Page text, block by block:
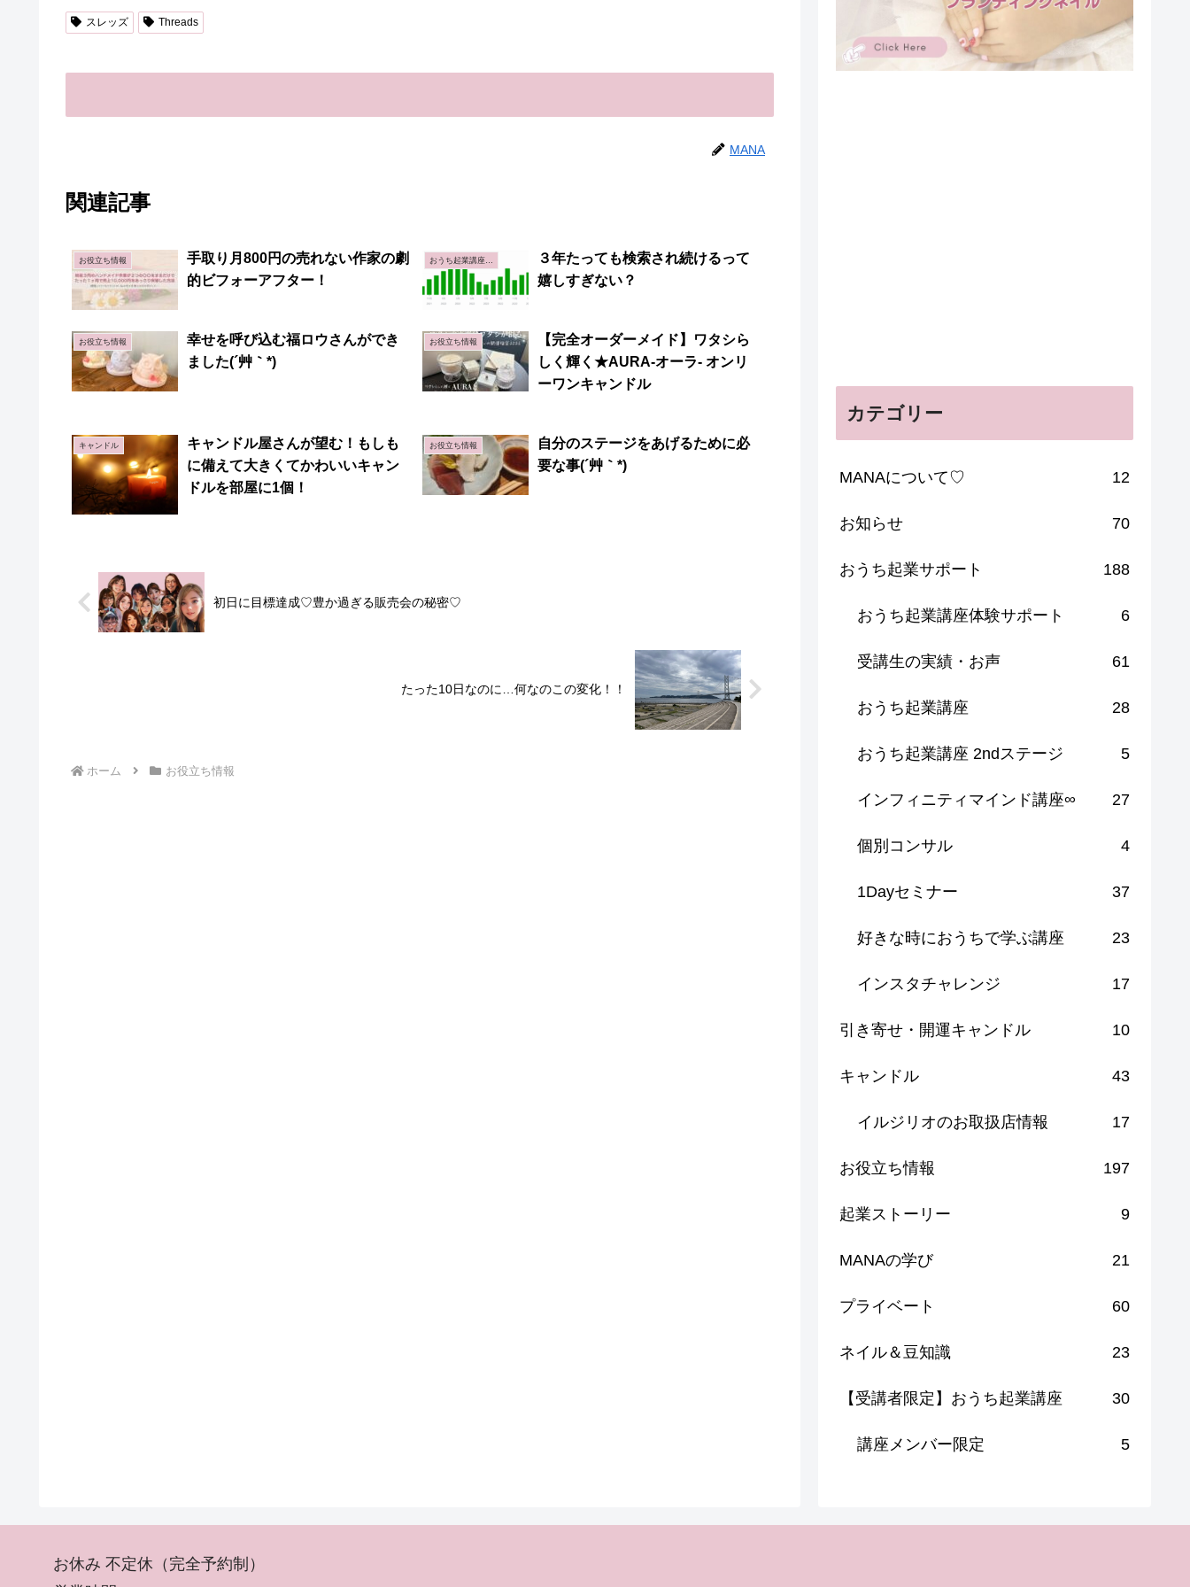
スレッズ Threads
MANA
関連記事
お役立ち情報
手取り月800円の売れない作家の劇
的ビフォーアフター！
おうち起業講座 2ndステージ
３年たっても検索され続けるって
嬉しすぎない？
お役立ち情報
幸せを呼び込む福ロウさんができ
ました(´艸｀*)
お役立ち情報
【完全オーダーメイド】ワタシら
しく輝く★AURA-オーラ- オンリ
ーワンキャンドル
キャンドル
キャンドル屋さんが望む！もしも
に備えて大きくてかわいいキャン
ドルを部屋に1個！
お役立ち情報
自分のステージをあげるために必
要な事(´艸｀*)
初日に目標達成♡豊か過ぎる販売会の秘密♡
たった10日なのに…何なのこの変化！！
ホーム お役立ち情報
カテゴリー
MANAについて♡ 12
お知らせ 70
おうち起業サポート 188
おうち起業講座体験サポート 6
受講生の実績・お声 61
おうち起業講座 28
おうち起業講座 2ndステージ 5
インフィニティマインド講座∞ 27
個別コンサル 4
1Dayセミナー 37
好きな時におうちで学ぶ講座 23
インスタチャレンジ 17
引き寄せ・開運キャンドル 10
キャンドル 43
イルジリオのお取扱店情報 17
お役立ち情報 197
起業ストーリー 9
MANAの学び 21
プライベート 60
ネイル＆豆知識 23
【受講者限定】おうち起業講座 30
講座メンバー限定 5
お休み 不定休（完全予約制）